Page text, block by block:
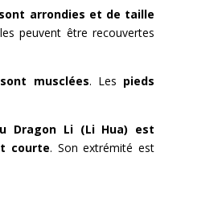
arrondies et de taille
peuvent être recouvertes
musclées. Les pieds
Dragon Li (Li Hua) est
courte. Son extrémité est